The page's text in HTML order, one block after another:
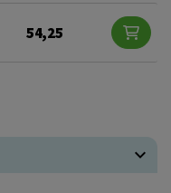
54,25